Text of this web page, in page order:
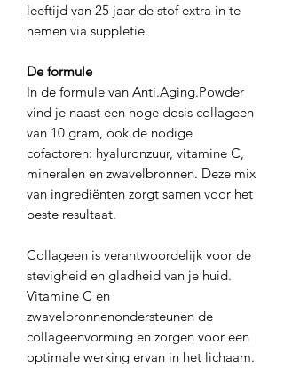
leeftijd van 25 jaar de stof extra in te
nemen via suppletie.
De formule
In de formule van Anti.Aging.Powder
vind je naast een hoge dosis collageen
van 10 gram, ook de nodige
cofactoren: hyaluronzuur, vitamine C,
mineralen en zwavelbronnen. Deze mix
van ingrediënten zorgt samen voor het
beste resultaat.
Collageen is verantwoordelijk voor de
stevigheid en gladheid van je huid.
Vitamine C en
zwavelbronnenondersteunen de
collageenvorming en zorgen voor een
optimale werking ervan in het lichaam.